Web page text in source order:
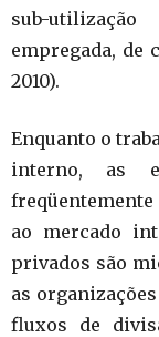
sub-
empregada, de
2010).
Enquanto o
interno, as
ao mercado
privados são
as
fluxos de